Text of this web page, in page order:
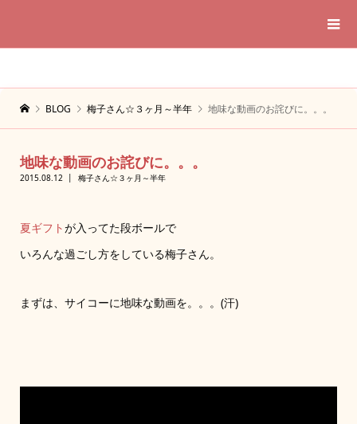
BLOG 梅子さん☆３ヶ月～半年 地味な動画のお詫びに。。。
地味な動画のお詫びに。。。
2015.08.12 梅子さん☆３ヶ月～半年
夏ギフトが入ってた段ボールで
いろんな過ごし方をしている梅子さん。
まずは、サイコーに地味な動画を。。。(汗)